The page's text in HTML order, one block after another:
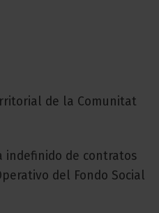
de la Comunitat
indefinido de contratos
del Fondo Social